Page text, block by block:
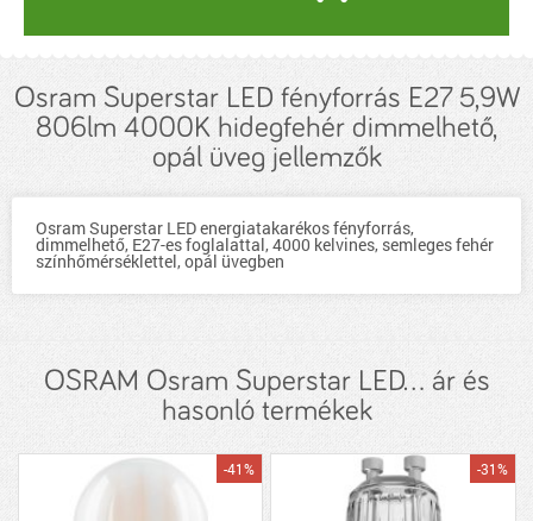
Osram Superstar LED fényforrás E27 5,9W
806lm 4000K hidegfehér dimmelhető,
opál üveg jellemzők
Osram Superstar LED energiatakarékos fényforrás,
dimmelhető, E27-es foglalattal, 4000 kelvines, semleges fehér
színhőmérséklettel, opál üvegben
OSRAM Osram Superstar LED... ár és
hasonló termékek
-41% -31%